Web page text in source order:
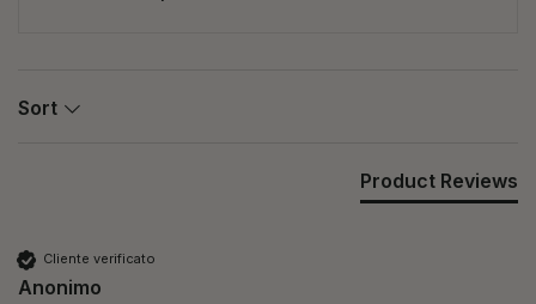
Sort
Product Reviews
Cliente verificato
Anonimo